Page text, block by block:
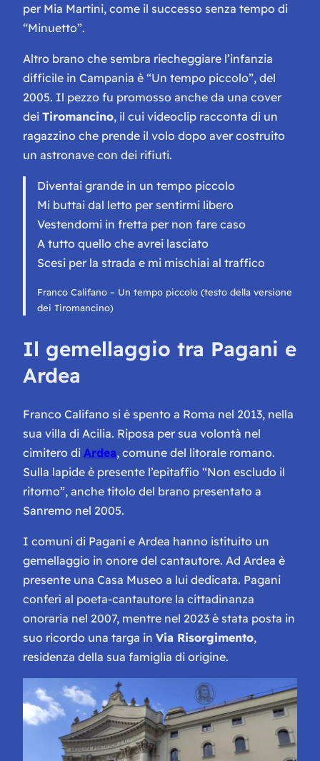
per Mia Martini, come il successo senza tempo di
“Minuetto”.
Altro brano che sembra riecheggiare l’infanzia
difficile in Campania è “Un tempo piccolo”, del
2005. Il pezzo fu promosso anche da una cover
dei Tiromancino, il cui videoclip racconta di un
ragazzino che prende il volo dopo aver costruito
un astronave con dei rifiuti.
Diventai grande in un tempo piccolo
Mi buttai dal letto per sentirmi libero
Vestendomi in fretta per non fare caso
A tutto quello che avrei lasciato
Scesi per la strada e mi mischiai al traffico
Franco Califano – Un tempo piccolo (testo della versione
dei Tiromancino)
Il gemellaggio tra Pagani e
Ardea
Franco Califano si è spento a Roma nel 2013, nella
sua villa di Acilia. Riposa per sua volontà nel
cimitero di Ardea, comune del litorale romano.
Sulla lapide è presente l’epitaffio “Non escludo il
ritorno”, anche titolo del brano presentato a
Sanremo nel 2005.
I comuni di Pagani e Ardea hanno istituito un
gemellaggio in onore del cantautore. Ad Ardea è
presente una Casa Museo a lui dedicata. Pagani
conferì al poeta-cantautore la cittadinanza
onoraria nel 2007, mentre nel 2023 è stata posta in
suo ricordo una targa in Via Risorgimento,
residenza della sua famiglia di origine.